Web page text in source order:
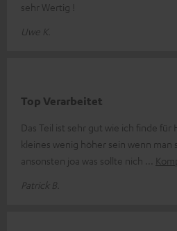
sehr Wertig !
Uwe K.
Top Verarbeitet
Das Teil ist sehr gut wie ich finde
kleines wenig höher sein wenn man
ansonsten joa was sollte nich
Patrick B.